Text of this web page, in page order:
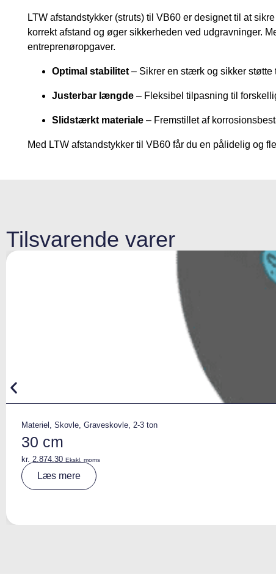
LTW afstandstykker (struts) til VB60 er designet til at
korrekt afstand og øger sikkerheden ved udgravninger.
entreprenøropgaver.
Optimal stabilitet – Sikrer en stærk og sikker støtte
Justerbar længde – Fleksibel tilpasning til
Slidstærkt materiale – Fremstillet af
Med LTW afstandstykker til VB60 får du en pålidelig og
Tilsvarende varer
Materiel Skovle Graveskovle 2-3 ton
30 cm
kr. 2.874,30 Ekskl. moms
Læs mere